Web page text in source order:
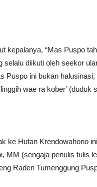
kepalanya, “Mas Puspo
diikuti oleh seekor
Puspo ini bukan
wae ra kober’ (duduk
ke Hutan Krendowahono
MM (sengaja penulis tulis
Raden Tumenggung